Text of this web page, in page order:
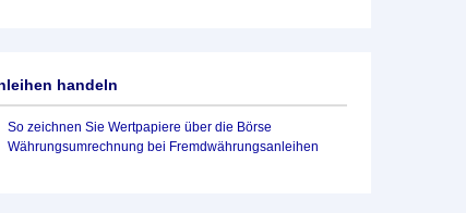
handeln
So zeichnen Sie Wertpapiere über die Börse
Währungsumrechnung bei Fremdwährungsanleihen